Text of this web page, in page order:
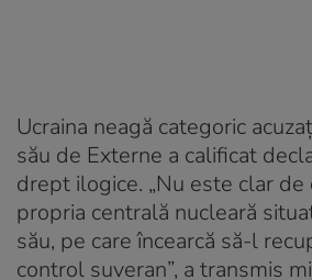
Ucraina neagă categoric
său de Externe a calificat
drept ilogice. „Nu este clar de
propria centrală nucleară
său, pe care încearcă să-l
control suveran”, a transmis